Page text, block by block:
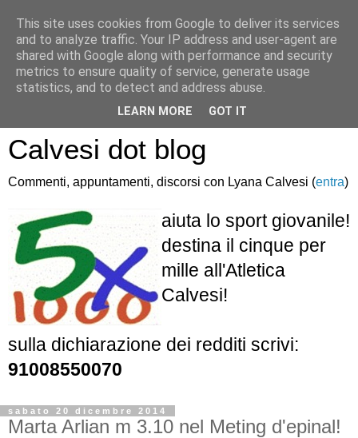
Atletica Sandro
Calvesi dot blog
Commenti, appuntamenti, discorsi con Lyana Calvesi (entra)
aiuta lo sport giovanile!
destina il cinque per
mille all'Atletica
Calvesi!
sulla dichiarazione dei redditi scrivi:
91008550070
sabato 20 dicembre 2014
Marta Arlian m 3.10 nel Meting d'epinal!
This site uses cookies from Google to deliver its services
and to analyze traffic. Your IP address and user-agent are
shared with Google along with performance and security
metrics to ensure quality of service, generate usage
statistics, and to detect and address abuse.
LEARN MORE GOT IT